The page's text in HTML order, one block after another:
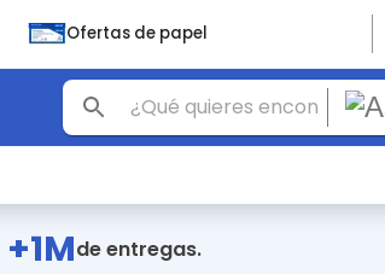
Ofertas de papel
+1Mde entregas.